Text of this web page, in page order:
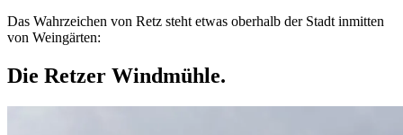
Das Wahrzeichen von Retz steht etwas oberhalb der Stadt inmitten
von Weingärten:
Die Retzer Windmühle.